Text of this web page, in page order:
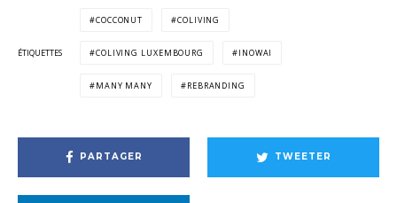
ÉTIQUETTES
COCCONUT COLIVING
COLIVING LUXEMBOURG INOWAI
MANY MANY REBRANDING
PARTAGER TWEETER